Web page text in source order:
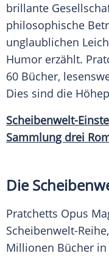
brillante
philosophische
unglaublichen
Humor erzählt.
60 Bücher,
Dies sind die
Scheibenwelt-
Sammlung drei
Die
Pratchetts Opus
Scheibenwelt-
Millionen Bücher